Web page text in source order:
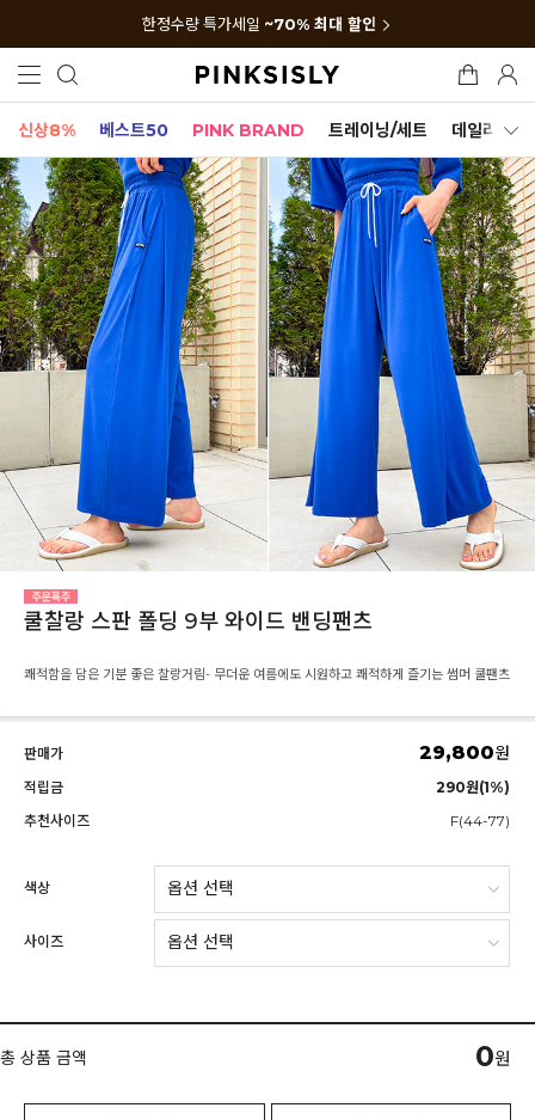
한정수량 특가세일 ~70% 최대 할인
신상8% 베스트50 PINK BRAND 트레이닝/세트 데일리세트
쿨찰랑 스판 폴딩 9부 와이드 밴딩팬츠
쾌적함을 담은 기분 좋은 찰랑거림- 무더운 여름에도 시원하고 쾌적하게 즐기는 썸머 쿨팬츠
판매가 29,800원
적립금
290원(1%)
추천사이즈
F(44-77)
색상
사이즈
총 상품 금액 0원